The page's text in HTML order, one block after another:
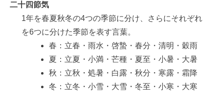
二十四節気
1年を春夏秋冬の4つの季節に分け、さらにそれぞれ
を6つに分けた季節を表す言葉。
春：立春・雨水・啓蟄・春分・清明・穀雨
夏：立夏・小満・芒種・夏至・小暑・大暑
秋：立秋・処暑・白露・秋分・寒露・霜降
冬：立冬・小雪・大雪・冬至・小寒・大寒